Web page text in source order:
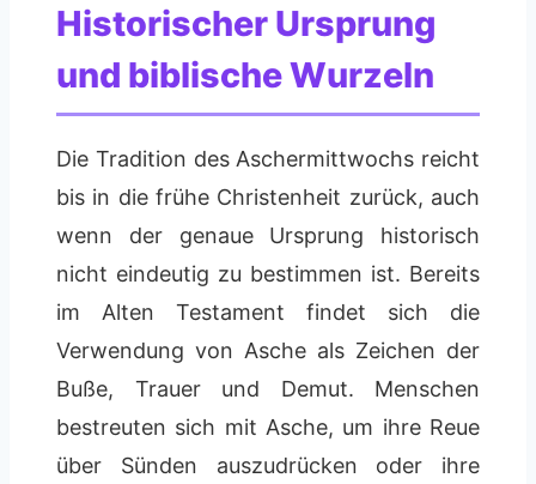
Historischer Ursprung
und biblische Wurzeln
Die Tradition des Aschermittwochs reicht
bis in die frühe Christenheit zurück, auch
wenn der genaue Ursprung historisch
nicht eindeutig zu bestimmen ist. Bereits
im Alten Testament findet sich die
Verwendung von Asche als Zeichen der
Buße, Trauer und Demut. Menschen
bestreuten sich mit Asche, um ihre Reue
über Sünden auszudrücken oder ihre